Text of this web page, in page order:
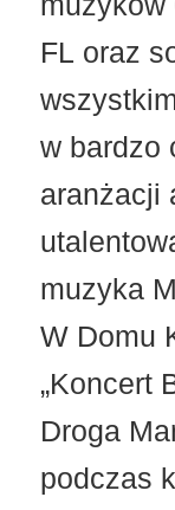
FL oraz
w bardzo
aranżacji
muzyka
W Domu
„Koncert
Droga
podczas